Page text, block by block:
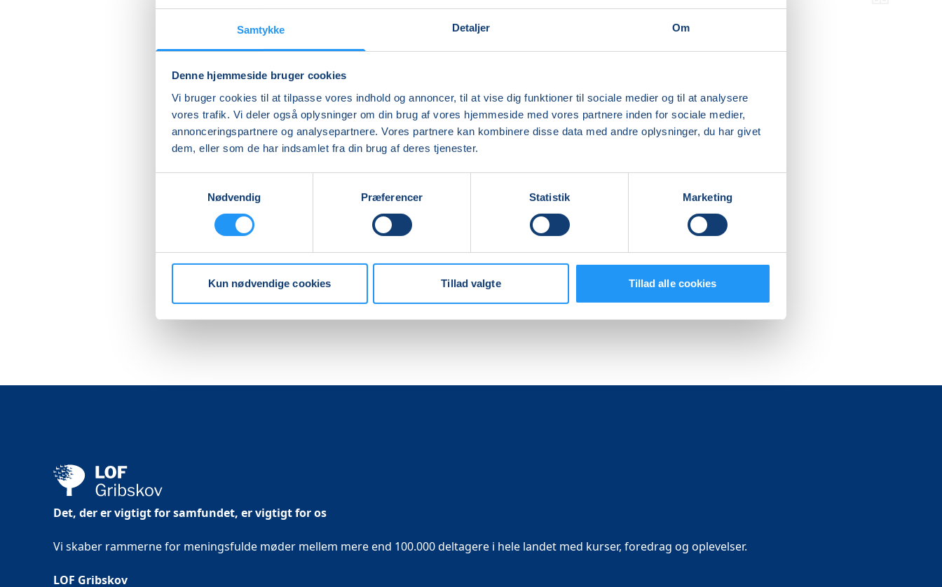
Samtykke Detaljer Om
Denne hjemmeside bruger cookies
Vi bruger cookies til at tilpasse vores indhold og annoncer, til at vise dig funktioner til sociale medier og til at analysere
vores trafik. Vi deler også oplysninger om din brug af vores hjemmeside med vores partnere inden for sociale medier,
annonceringspartnere og analysepartnere. Vores partnere kan kombinere disse data med andre oplysninger, du har givet
dem, eller som de har indsamlet fra din brug af deres tjenester.
Nødvendig
Præferencer Statistik Marketing
Kun nødvendige cookies Tillad valgte Tillad alle cookies
Ingen resultater
Det, der er vigtigt for samfundet, er vigtigt for os
Vi skaber rammerne for meningsfulde møder mellem mere end 100.000 deltagere i hele landet med kurser, foredrag og oplevelser.
LOF Gribskov